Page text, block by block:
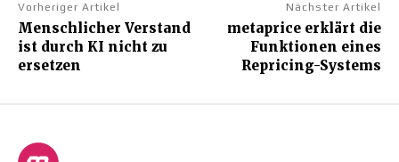
Vorheriger Artikel
Menschlicher Verstand
ist durch KI nicht zu
ersetzen
Nächster Artikel
metaprice erklärt die
Funktionen eines
Repricing-Systems